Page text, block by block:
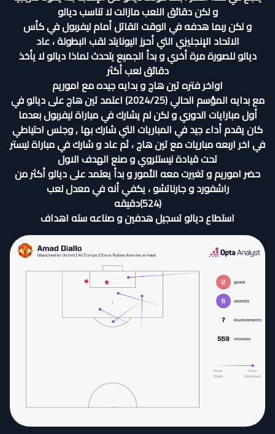
و لكن دقائق اللعب مازالت لا تناسب ديالو
و لكن ربما هدفه في الوقت القاتل أمام ليفربول في كأس
الاتحاد الإنجليزي التي أحرز اليونايتد لقب البطولة ، عاد
ديالو للصورة مرة أخري و بدأ الجميع يتحدث لماذا ديالو لا يأخذ
دقائق لعب أكثر
اواخر فتره تين هاج و بدايه جيده مع اموريم
مع بدايه المؤسم الحالي (2024/25) اعتمد تين هاج على ديالو في
أول مبارايات الدوري و لكن لم يشارك في مباراة ليفربول بعدما
كان يقدم أداء جيد في المباريات التي شارك بها , وجلس احتياطي
في اخر اربعه مباريات مع تين هاج ، ثم عاد و شارك في مباراة ليستر
تحت قيادة نيستلروي و صنع الهدف الاول
حضر اموريم و تغيرت معه الأمور و بدأ يعتمد على ديالو أكثر من
راشفورد و جارناتشو ، يكفي أنه في معدل لعب
(524)دقيقه
استطاع ديالو تسجيل هدفين و صناعه سته اهداف